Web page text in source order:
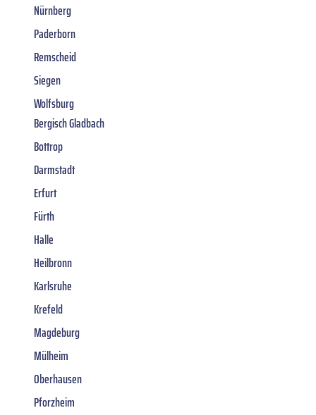
Nürnberg
Paderborn
Remscheid
Siegen
Wolfsburg
Bergisch Gladbach
Bottrop
Darmstadt
Erfurt
Fürth
Halle
Heilbronn
Karlsruhe
Krefeld
Magdeburg
Mülheim
Oberhausen
Pforzheim